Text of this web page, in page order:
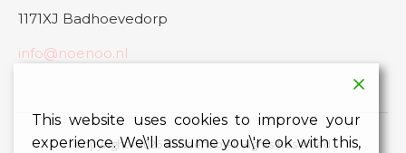
1171XJ Badhoevedorp
info@noenoo.nl
Copyright - 2026 © Noenoo All Rights Reserved
This website uses cookies to improve your
experience. We\'ll assume you\'re ok with this,